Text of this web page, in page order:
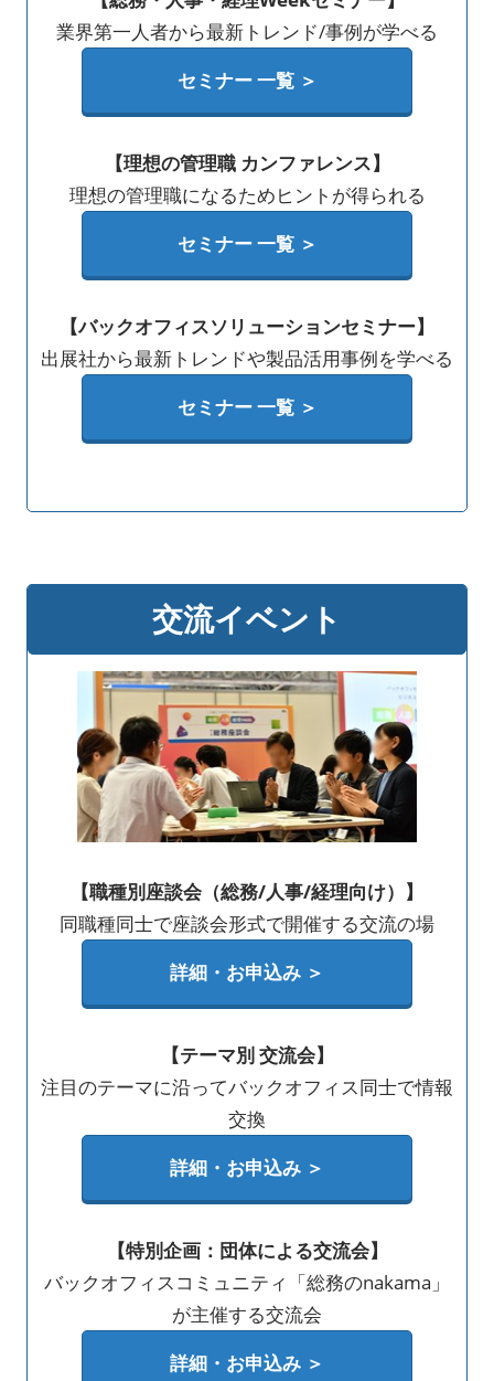
業界第一人者から最新トレンド/事例が学べる
セミナー 一覧 ＞
【理想の管理職 カンファレンス】
理想の管理職になるためヒントが得られる
セミナー 一覧 ＞
【バックオフィスソリューションセミナー】
出展社から最新トレンドや製品活用事例を学べる
セミナー 一覧 ＞
交流イベント
【職種別座談会（総務/人事/経理向け）】
同職種同士で座談会形式で開催する交流の場
詳細・お申込み ＞
【テーマ別 交流会】
注目のテーマに沿ってバックオフィス同士で情報
交換
詳細・お申込み ＞
【特別企画：団体による交流会】
バックオフィスコミュニティ「総務のnakama」
が主催する交流会
詳細・お申込み ＞